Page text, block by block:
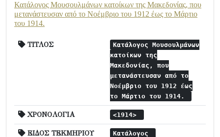
Κατάλογος Μουσουλμάνων κατοίκων της Μακεδονίας, που
μετανάστευσαν από το Νοέμβριο του 1912 έως το Μάρτιο
του 1914.
ΤΙΤΛΟΣ
Κατάλογος Μουσουλμάνων
κατοίκων της
Μακεδονίας, που
μετανάστευσαν από το
Νοέμβριο του 1912 έως
το Μάρτιο του 1914.
ΧΡΟΝΟΛΟΓΙΑ <1914>
ΕΙΔΟΣ ΤΕΚΜΗΡΙΟΥ Κατάλογος